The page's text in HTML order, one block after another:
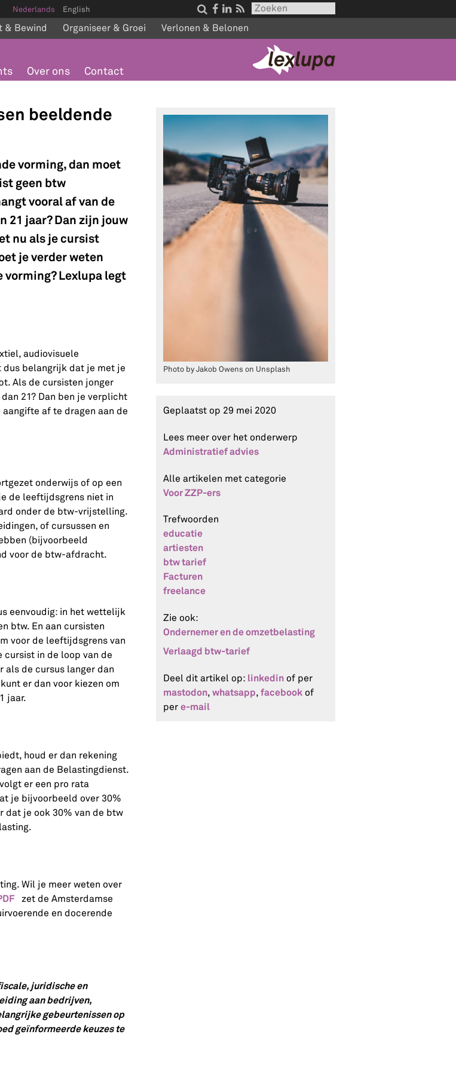
   
Nederlands English
& Bewind Organiseer & Groei Verlonen & Belonen
Over ons Contact
beeldende
vorming, dan moet
geen btw
vooral af van de
21 jaar? Dan zijn jouw
nu als je cursist
je verder weten
Lexlupa legt
audiovisuele
dus belangrijk dat je met je
Als de cursisten jonger
21? Dan ben je verplicht
af te dragen aan de
onderwijs of op een
de leeftijdsgrens niet in
onder de btw-vrijstelling.
of cursussen en
(bijvoorbeeld
voor de btw-afdracht.
eenvoudig: in het wettelijk
btw. En aan cursisten
voor de leeftijdsgrens van
cursist in de loop van de
als de cursus langer dan
er dan voor kiezen om
jaar.
houd er dan rekening
aan de Belastingdienst.
er een pro rata
je bijvoorbeeld over 30%
dat je ook 30% van de btw
Wil je meer weten over
zet de Amsterdamse
en docerende
juridische en
aan bedrijven,
gebeurtenissen op
geïnformeerde keuzes te
Photo by Jakob Owens on Unsplash
Geplaatst op 29 mei 2020
Lees meer over het onderwerp
Administratief advies
Alle artikelen met categorie
Voor ZZP-ers
Trefwoorden
educatie
artiesten
btw tarief
Facturen
freelance
Zie ook:
Ondernemer en de omzetbelasting
Verlaagd btw-tarief
Deel dit artikel op: linkedin of per
mastodon,whatsapp,facebook of
pere-mail